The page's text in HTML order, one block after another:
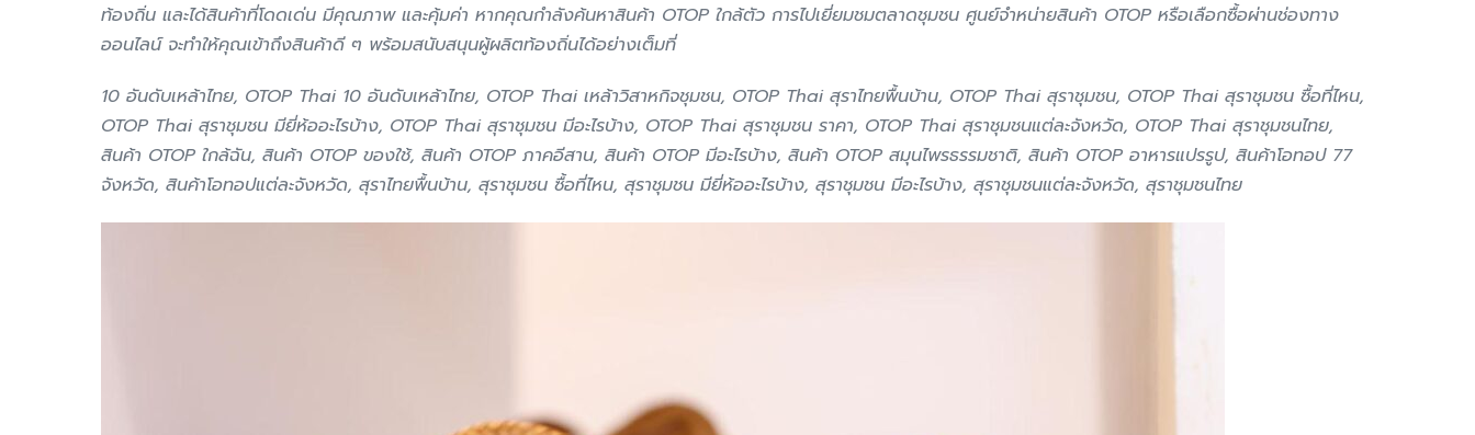
ท้องถิ่น และได้สินค้าที่โดดเด่น มีคุณภาพ และคุ้มค่า หากคุณกำลังค้นหาสินค้า OTOP ใกล้ตัว การไปเยี่ยมชมตลาดชุมชน ศูนย์จำหน่ายสินค้า OTOP หรือเลือกซื้อผ่านช่องทาง
ออนไลน์ จะทำให้คุณเข้าถึงสินค้าดี ๆ พร้อมสนับสนุนผู้ผลิตท้องถิ่นได้อย่างเต็มที่
10 อันดับเหล้าไทย, OTOP Thai 10 อันดับเหล้าไทย, OTOP Thai เหล้าวิสาหกิจชุมชน, OTOP Thai สุราไทยพื้นบ้าน, OTOP Thai สุราชุมชน, OTOP Thai สุราชุมชน ซื้อที่ไหน,
OTOP Thai สุราชุมชน มียี่ห้ออะไรบ้าง, OTOP Thai สุราชุมชน มีอะไรบ้าง, OTOP Thai สุราชุมชน ราคา, OTOP Thai สุราชุมชนแต่ละจังหวัด, OTOP Thai สุราชุมชนไทย,
สินค้า OTOP ใกล้ฉัน, สินค้า OTOP ของใช้, สินค้า OTOP ภาคอีสาน, สินค้า OTOP มีอะไรบ้าง, สินค้า OTOP สมุนไพรธรรมชาติ, สินค้า OTOP อาหารแปรรูป, สินค้าโอทอป 77
จังหวัด, สินค้าโอทอปแต่ละจังหวัด, สุราไทยพื้นบ้าน, สุราชุมชน ซื้อที่ไหน, สุราชุมชน มียี่ห้ออะไรบ้าง, สุราชุมชน มีอะไรบ้าง, สุราชุมชนแต่ละจังหวัด, สุราชุมชนไทย